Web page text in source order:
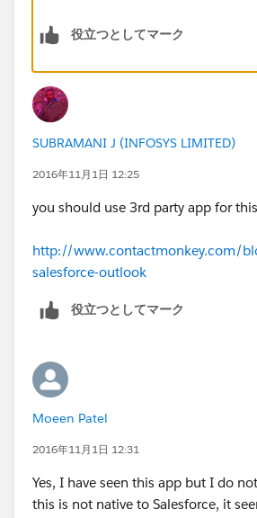
役立つとしてマーク
SUBRAMANI J (INFOSYS LIMITED)
2016年11月1日 12:25
you should use 3rd party app for
http://www.contactmonkey.com/
salesforce-outlook
役立つとしてマーク
Moeen Patel
2016年11月1日 12:31
Yes, I have seen this app but I do
this is not native to Salesforce, it